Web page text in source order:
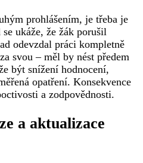
prohlášením, je třeba je
ukáže, že žák porušil
odevzdal práci kompletně
svou – měl by nést předem
být snížení hodnocení,
opatření. Konsekvence
a zodpovědnosti.
a aktualizace